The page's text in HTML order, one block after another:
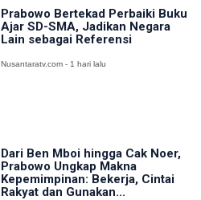
Prabowo Bertekad Perbaiki Buku
Ajar SD-SMA, Jadikan Negara
Lain sebagai Referensi
Nusantaratv.com - 1 hari lalu
Dari Ben Mboi hingga Cak Noer,
Prabowo Ungkap Makna
Kepemimpinan: Bekerja, Cintai
Rakyat dan Gunakan...